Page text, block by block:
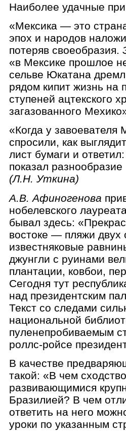
Наиболее удачные
«Мексика — это
эпох и народов
потеряв своеобразия.
«в Мексике прошлое
сельве Юкатана
рядом кипит жизнь на
ступеней ацтекского
загазованного
«Когда у завоевателя
спросили, как
лист бумаги и
показал
(Л.Н. Уткина)
А.В. Афиногенова
нобелевского
бывал здесь:
востоке — пляжи двух
известняковые
джунгли с руинами
плантации, ковбои,
Сегодня тут
над президентским
Текст со следами
национальной
пуленепробиваемым
роллс-ройсе
В качестве
такой: «В чем
развивающимися
Бразилией? В чем
ответить на него
уроки по указанным